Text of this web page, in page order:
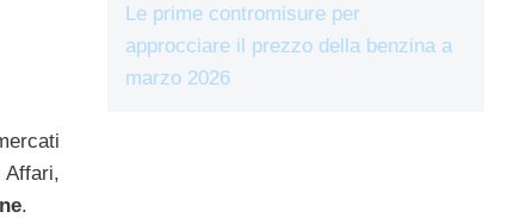
.
Le prime contromisure per
approcciare il prezzo della benzina a
marzo 2026